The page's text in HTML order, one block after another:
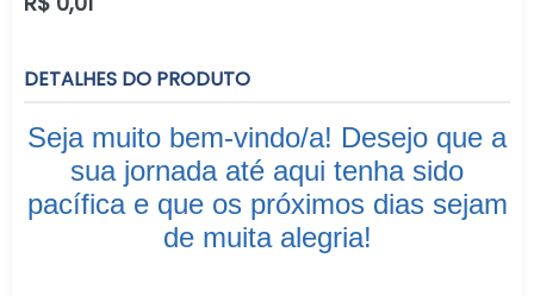
DETALHES DO PRODUTO
Seja muito bem-vindo/a! Desejo que a
sua jornada até aqui tenha sido
pacífica e que os próximos dias sejam
de muita alegria!